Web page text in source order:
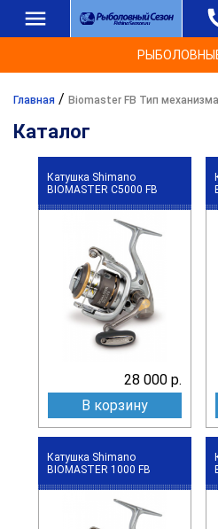
Главная / Biomaster FB Тип
Каталог
Катушка Shimano
BIOMASTER C5000 FB
28 000 р.
В корзину
Катушка Shimano
BIOMASTER 1000 FB